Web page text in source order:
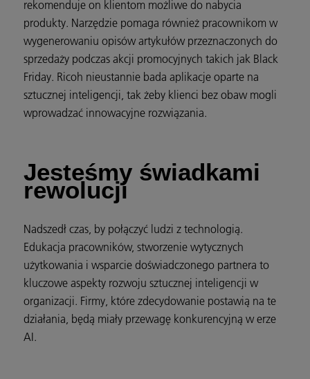
rekomenduje on klientom możliwe do nabycia
produkty. Narzędzie pomaga również pracownikom w
wygenerowaniu opisów artykułów przeznaczonych do
sprzedaży podczas akcji promocyjnych takich jak Black
Friday. Ricoh nieustannie bada aplikacje oparte na
sztucznej inteligencji, tak żeby klienci bez obaw mogli
wprowadzać innowacyjne rozwiązania.
Jesteśmy świadkami
rewolucji
Nadszedł czas, by połączyć ludzi z technologią.
Edukacja pracowników, stworzenie wytycznych
użytkowania i wsparcie doświadczonego partnera to
kluczowe aspekty rozwoju sztucznej inteligencji w
organizacji. Firmy, które zdecydowanie postawią na te
działania, będą miały przewagę konkurencyjną w erze
AI.